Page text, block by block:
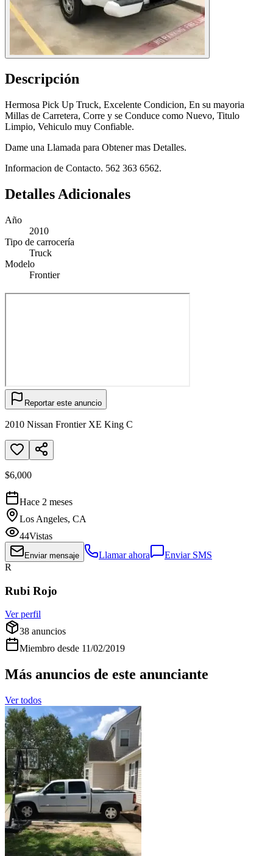
Descripción
Hermosa Pick Up Truck, Excelente Condicion, En su mayoria
Millas de Carretera, Corre y se Conduce como Nuevo, Titulo
Limpio, Vehiculo muy Confiable.
Dame una Llamada para Obtener mas Detalles.
Informacion de Contacto. 562 363 6562.
Detalles Adicionales
Año
2010
Tipo de carrocería
Truck
Modelo
Frontier
Reportar este anuncio
2010 Nissan Frontier XE King C
$6,000
Hace 2 meses
Los Angeles, CA
44Vistas
Enviar mensaje Llamar ahora
Enviar SMS
R
Rubi Rojo
Ver perfil
38 anuncios
Miembro desde 11/02/2019
Más anuncios de este anunciante
Ver todos